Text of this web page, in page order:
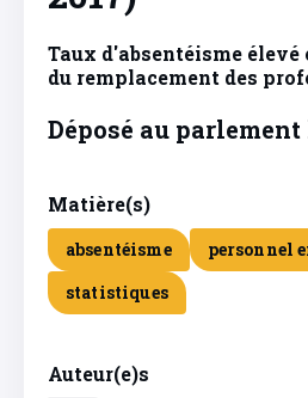
Taux d'absentéisme
du remplacement des
Déposé au parlement
Matière(s)
absentéisme
personnel
statistiques
Auteur(e)s